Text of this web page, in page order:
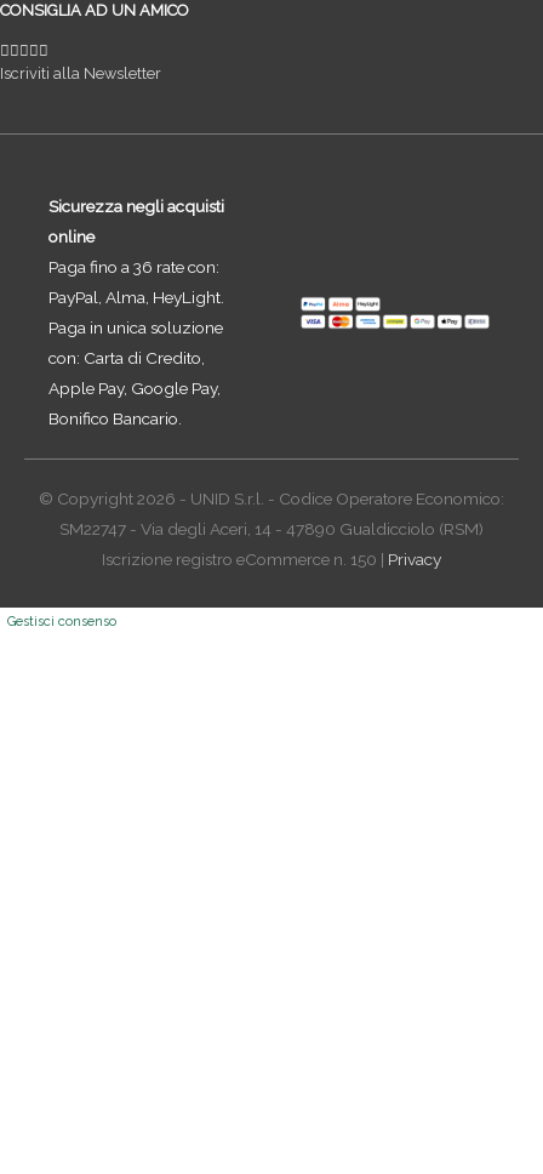
CONSIGLIA AD UN AMICO
Iscriviti alla Newsletter
Sicurezza negli acquisti
online
Paga fino a 36 rate con:
PayPal, Alma, HeyLight.
Paga in unica soluzione
con: Carta di Credito,
Apple Pay, Google Pay,
Bonifico Bancario.
© Copyright 2026 - UNID S.r.l. - Codice Operatore Economico:
SM22747 - Via degli Aceri, 14 - 47890 Gualdicciolo (RSM)
Iscrizione registro eCommerce n. 150 | Privacy
Gestisci consenso